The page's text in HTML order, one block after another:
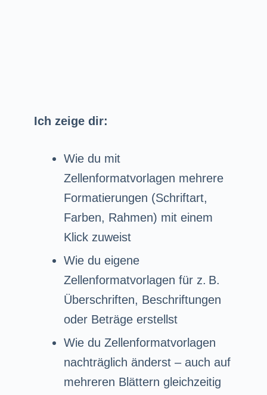
Ich zeige dir:
Wie du mit
Zellenformatvorlagen mehrere
Formatierungen (Schriftart,
Farben, Rahmen) mit einem
Klick zuweist
Wie du eigene
Zellenformatvorlagen für z. B.
Überschriften, Beschriftungen
oder Beträge erstellst
Wie du Zellenformatvorlagen
nachträglich änderst – auch auf
mehreren Blättern gleichzeitig